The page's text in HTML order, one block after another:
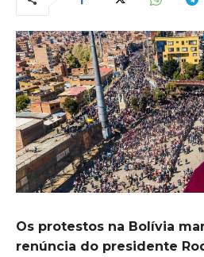
Os protestos na Bolívia
renúncia do presidente